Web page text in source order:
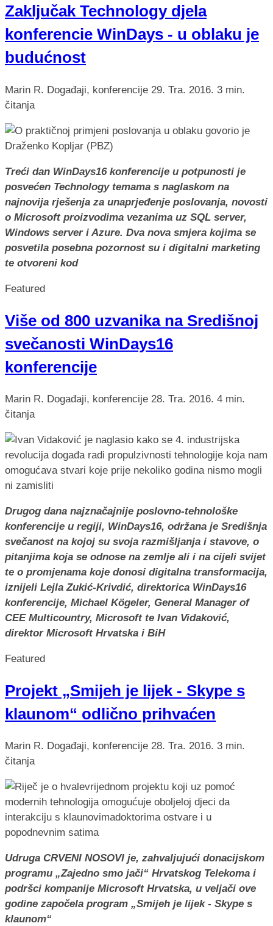
Zaključak Technology djela
konferencie WinDays - u oblaku je
budućnost
Marin R. Događaji, konferencije 29. Tra. 2016. 3 min.
čitanja
Treći dan WinDays16 konferencije u potpunosti je
posvećen Technology temama s naglaskom na
najnovija rješenja za unaprjeđenje poslovanja, novosti
o Microsoft proizvodima vezanima uz SQL server,
Windows server i Azure. Dva nova smjera kojima se
posvetila posebna pozornost su i digitalni marketing
te otvoreni kod
Featured
Više od 800 uzvanika na Središnoj
svečanosti WinDays16
konferencije
Marin R. Događaji, konferencije 28. Tra. 2016. 4 min.
čitanja
Drugog dana najznačajnije poslovno-tehnološke
konferencije u regiji, WinDays16, održana je Središnja
svečanost na kojoj su svoja razmišljanja i stavove, o
pitanjima koja se odnose na zemlje ali i na cijeli svijet
te o promjenama koje donosi digitalna transformacija,
iznijeli Lejla Zukić-Krivdić, direktorica WinDays16
konferencije, Michael Kögeler, General Manager of
CEE Multicountry, Microsoft te Ivan Vidaković,
direktor Microsoft Hrvatska i BiH
Featured
Projekt „Smijeh je lijek - Skype s
klaunom“ odlično prihvaćen
Marin R. Događaji, konferencije 28. Tra. 2016. 3 min.
čitanja
Udruga CRVENI NOSOVI je, zahvaljujući donacijskom
programu „Zajedno smo jači“ Hrvatskog Telekoma i
podršci kompanije Microsoft Hrvatska, u veljači ove
godine započela program „Smijeh je lijek - Skype s
klaunom“